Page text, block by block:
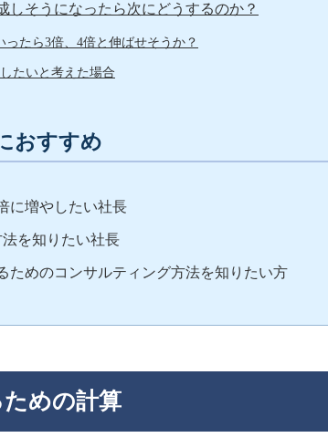
しそうになったら次にどうするのか？
ったら3倍、4倍と伸ばせそうか？
たいと考えた場合
おすすめ
に増やしたい社長
を知りたい社長
ためのコンサルティング方法を知りたい方
めの計算